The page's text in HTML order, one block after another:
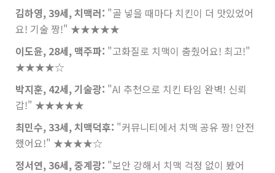
김하영, 39세, 치맥러: "골 넣을 때마다 치킨이 더 맛있었어
요! 기술 짱!" ★★★★★
이도윤, 28세, 맥주파: "고화질로 치맥이 춤췄어요! 최고!"
★★★★☆
박지훈, 42세, 기술광: "AI 추천으로 치킨 타임 완벽! 신뢰
갑!" ★★★★★
최민수, 33세, 치맥덕후: "커뮤니티에서 치맥 공유 짱! 안전
했어요!" ★★★★☆
정서연, 36세, 중계광: "보안 강해서 치맥 걱정 없이 봤어